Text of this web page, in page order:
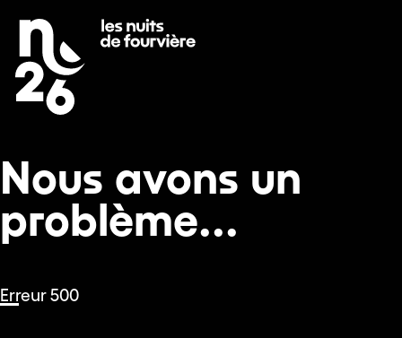
Se rendre au
Contenu principal
Pied de page
Nous avons un
problème...
Erreur 500